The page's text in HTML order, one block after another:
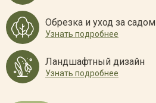
Обрезка и уход за садом
Узнать подробнее
Ландшафтный дизайн
Узнать подробнее